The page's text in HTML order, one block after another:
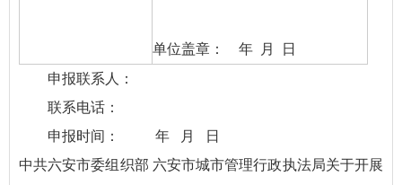
单位盖章： 年 月 日
申报联系人：
联系电话：
申报时间： 年 月 日
中共六安市委组织部 六安市城市管理行政执法局关于开展